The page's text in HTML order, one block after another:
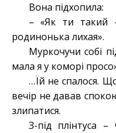
Вона підхопила:
– «Як ти такий
родинонька лихая».
Муркочучи собі
мала я у коморі
…Їй не спалося.
вечір не давав
злипатися.
З-під плінтуса –